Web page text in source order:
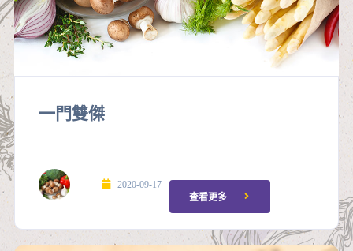
一門雙傑
2020-09-17
查看更多